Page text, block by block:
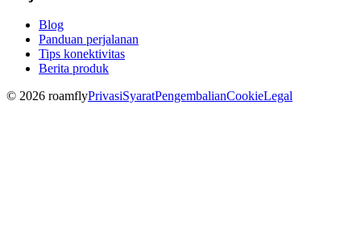
Blog
Panduan perjalanan
Tips konektivitas
Berita produk
© 2026 roamflyPrivasiSyaratPengembalianCookieLegal